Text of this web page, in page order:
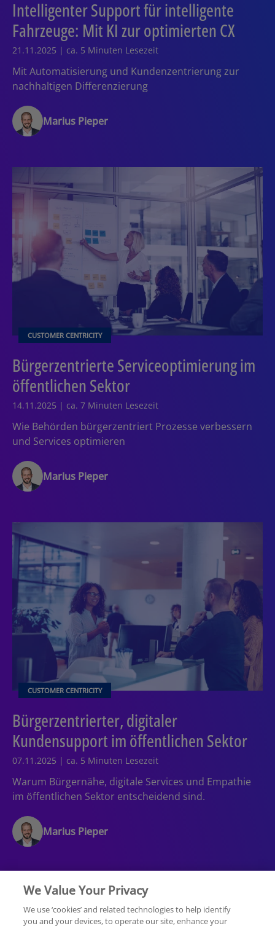
Intelligenter Support für intelligente
Fahrzeuge: Mit KI zur optimierten CX
21.11.2025 | ca. 5 Minuten Lesezeit
Mit Automatisierung und Kundenzentrierung zur
nachhaltigen Differenzierung
Marius Pieper
CUSTOMER CENTRICITY
Bürgerzentrierte Serviceoptimierung im
öffentlichen Sektor
14.11.2025 | ca. 7 Minuten Lesezeit
Wie Behörden bürgerzentriert Prozesse verbessern
und Services optimieren
Marius Pieper
CUSTOMER CENTRICITY
Bürgerzentrierter, digitaler
Kundensupport im öffentlichen Sektor
07.11.2025 | ca. 5 Minuten Lesezeit
Warum Bürgernähe, digitale Services und Empathie
im öffentlichen Sektor entscheidend sind.
Marius Pieper
We Value Your Privacy
We use ‘cookies’ and related technologies to help identify
you and your devices, to operate our site, enhance your